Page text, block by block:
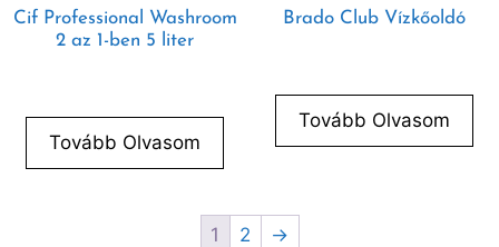
Cif Professional Washroom
2 az 1-ben 5 liter
Tovább Olvasom
Brado Club Vízkőoldó
Tovább Olvasom
1 2 →